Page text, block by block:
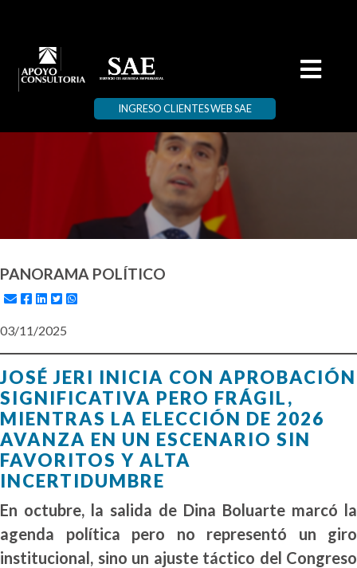
INGRESO CLIENTES WEB SAE
PANORAMA POLÍTICO
03/11/2025
JOSÉ JERI INICIA CON APROBACIÓN
SIGNIFICATIVA PERO FRÁGIL,
MIENTRAS LA ELECCIÓN DE 2026
AVANZA EN UN ESCENARIO SIN
FAVORITOS Y ALTA
INCERTIDUMBRE
En octubre, la salida de Dina Boluarte marcó la
agenda política pero no representó un giro
institucional, sino un ajuste táctico del Congreso